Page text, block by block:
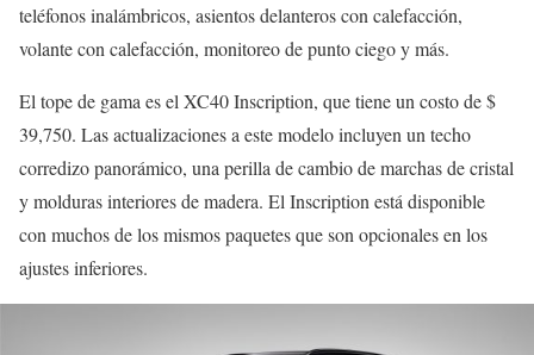
teléfonos inalámbricos, asientos delanteros con calefacción,
volante con calefacción, monitoreo de punto ciego y más.
El tope de gama es el XC40 Inscription, que tiene un costo de $
39,750. Las actualizaciones a este modelo incluyen un techo
corredizo panorámico, una perilla de cambio de marchas de cristal
y molduras interiores de madera. El Inscription está disponible
con muchos de los mismos paquetes que son opcionales en los
ajustes inferiores.